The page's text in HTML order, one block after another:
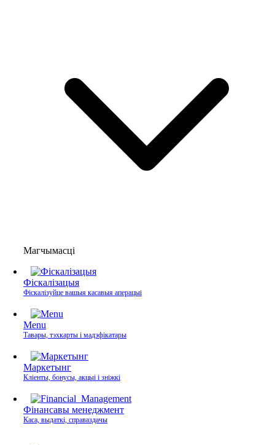
Магчымасці
Фіскалізацыя
Фіскалізуйце вашыя касавыя аперацыі
Menu
Тавары, тэхкарты і мадэфікатары
Маркетынг
Кліенты, бонусы, акцыі і зніжкі
Фінансавы менеджмент
Каса, выдаткі, справаздачы